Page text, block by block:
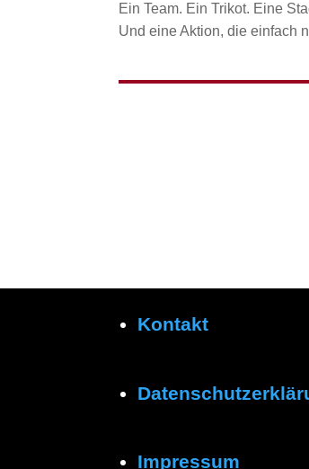
Ein Team. Ein Trikot. Eine
Und eine Aktion, die einfach
Kontakt
Impressum